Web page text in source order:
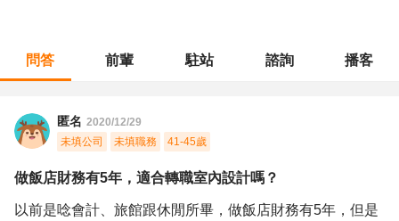
問答 前輩 駐站 諮詢 播客
匿名 2020/12/29
未填公司
未填職務 41-45歲
做飯店財務有5年，適合轉職室內設計嗎？
以前是唸會計、旅館跟休閒所畢，做飯店財務有5年，但是